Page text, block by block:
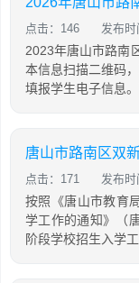
点击：146 发布时
2023年唐山市路南
本信息扫描二维码
填报学生电子信息
唐山市路南区双
点击：171 发布时
按照《唐山市教育
学工作的通知》（
阶段学校招生入学